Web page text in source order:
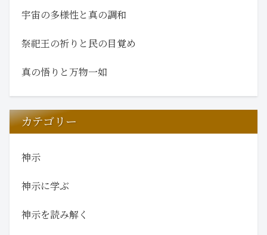
宇宙の多様性と真の調和
祭祀王の祈りと民の目覚め
真の悟りと万物一如
カテゴリー
神示
神示に学ぶ
神示を読み解く